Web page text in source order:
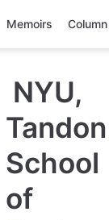
Memoirs Column
NYU,
Tandon
School
of